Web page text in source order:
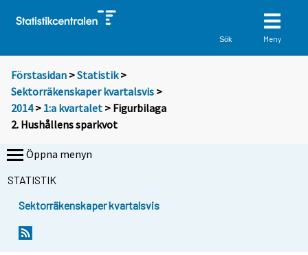
Sök Meny
Förstasidan >Statistik >
Sektorräkenskaper kvartalsvis >
2014> 1:a kvartalet > Figurbilaga
2. Hushållens sparkvot
Öppna menyn
STATISTIK
Sektorräkenskaper kvartalsvis